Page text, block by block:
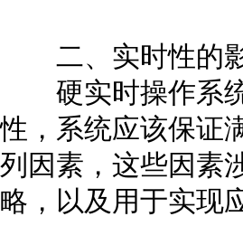
二、实时性的
硬实时操作系统
性，系统应该保证
列因素，这些因素
略，以及用于实现